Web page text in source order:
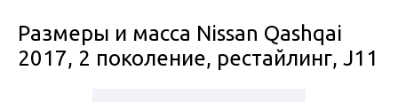
Размеры и масса Nissan Qashqai
2017, 2 поколение, рестайлинг, J11